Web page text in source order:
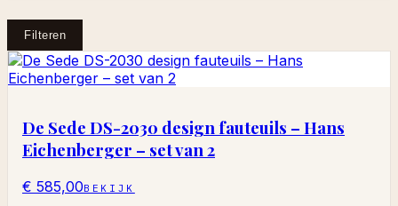
Filteren
De Sede DS-2030 design fauteuils – Hans
Eichenberger – set van 2
€ 585,00BEKIJK